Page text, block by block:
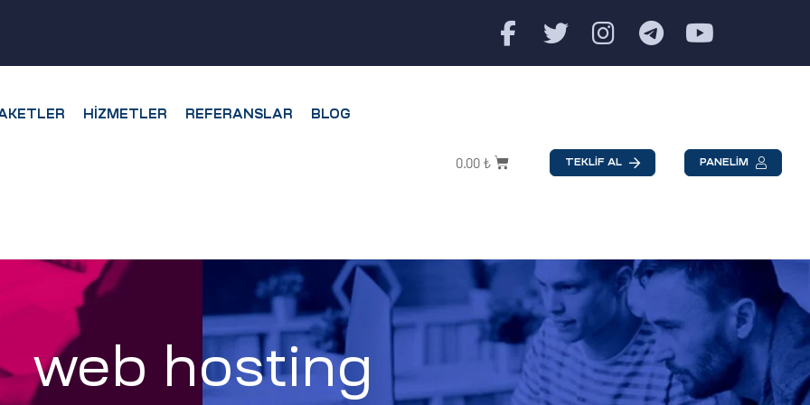
HIZMETLER REFERANSLAR BLOG
0.00 ₺ TEKLİF AL PANELİM
web hosting